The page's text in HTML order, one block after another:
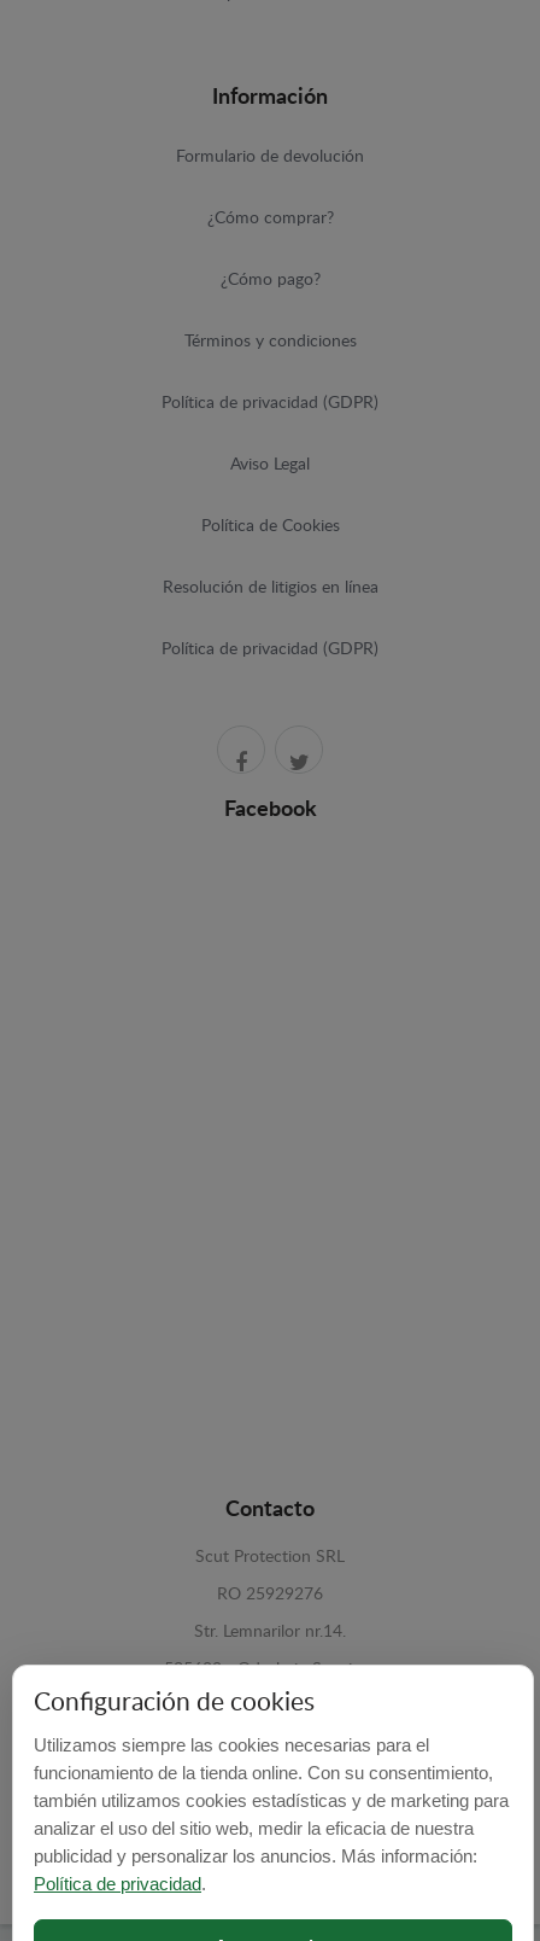
Información
Formulario de devolución
¿Cómo comprar?
¿Cómo pago?
Términos y condiciones
Política de privacidad (GDPR)
Aviso Legal
Política de Cookies
Resolución de litigios en línea
Política de privacidad (GDPR)
Facebook
Contacto
Scut Protection SRL
RO 25929276
Str. Lemnarilor nr.14.
535600 - Odorheiu Secuiesc
Harghita, Romania
E-mail: info@cubrecarter.com
Site: www.cubrecarter.com
Configuración de cookies
Utilizamos siempre las cookies necesarias para el
funcionamiento de la tienda online. Con su consentimiento,
también utilizamos cookies estadísticas y de marketing para
analizar el uso del sitio web, medir la eficacia de nuestra
publicidad y personalizar los anuncios. Más información:
Política de privacidad.